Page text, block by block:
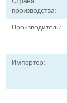
производства:
Производитель:
Импортер: